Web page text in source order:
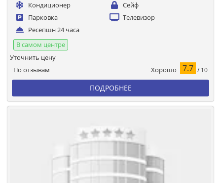
Кондиционер
Сейф
Парковка
Телевизор
Ресепшн 24 часа
В самом центре
По отзывам Хорошо 7.7 / 10
Уточнить цену
ПОДРОБНЕЕ